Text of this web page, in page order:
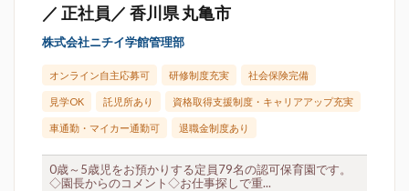
／ 正社員／ 香川県 丸亀市
株式会社ニチイ学館管理部
オンライン自主応募可 研修制度充実 社会保険完備
見学OK 託児所あり 資格取得支援制度・キャリアアップ充実
車通勤・マイカー通勤可 退職金制度あり
0歳～5歳児をお預かりする定員79名の認可保育園です。
◇園長からのコメント◇お仕事探しで重...